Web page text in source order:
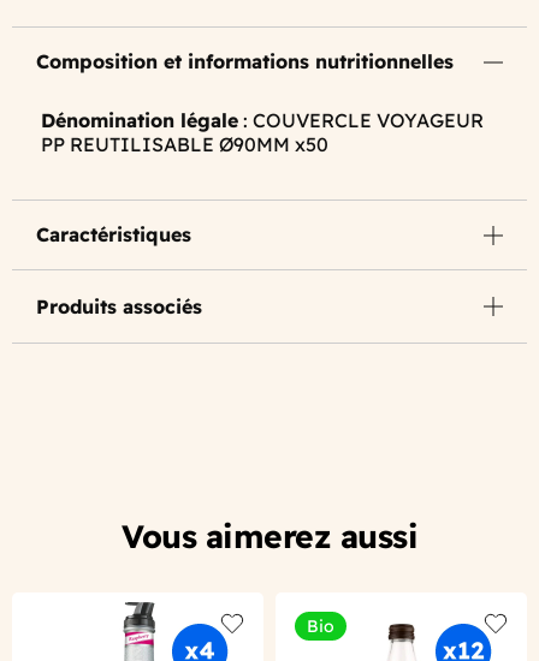
Composition et informations nutritionnelles
Dénomination légale : COUVERCLE VOYAGEUR
PP REUTILISABLE Ø90MM x50
Caractéristiques
Produits associés
Vous aimerez aussi
Add to wishlist
Bio
Add